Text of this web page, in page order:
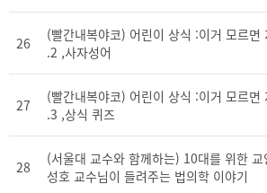
26
(빨간내복야코) 어린이 상식 :이거 모르면
.2 ,사자성어
27
(빨간내복야코) 어린이 상식 :이거 모르면
.3 ,상식 퀴즈
28
(서울대 교수와 함께하는) 10대를 위한
성호 교수님이 들려주는 법의학 이야기